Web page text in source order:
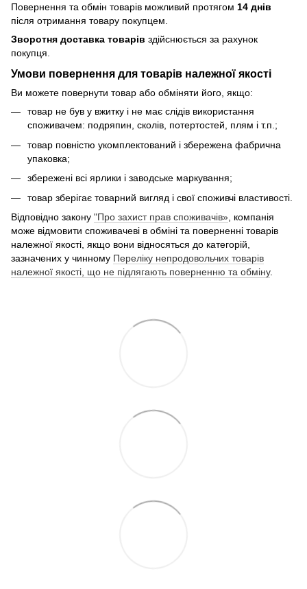
Повернення та обмін товарів можливий протягом 14 днів
після отримання товару покупцем.
Зворотня доставка товарів здійснюється за рахунок
покупця.
Умови повернення для товарів належної якості
Ви можете повернути товар або обміняти його, якщо:
товар не був у вжитку і не має слідів використання
споживачем: подряпин, сколів, потертостей, плям і т.п.;
товар повністю укомплектований і збережена фабрична
упаковка;
збережені всі ярлики і заводське маркування;
товар зберігає товарний вигляд і свої споживчі властивості.
Відповідно закону "Про захист прав споживачів» , компанія
може відмовити споживачеві в обміні та поверненні товарів
належної якості, якщо вони відносяться до категорій,
зазначених у чинному Переліку непродовольчих товарів
належної якості, що не підлягають поверненню та обміну.